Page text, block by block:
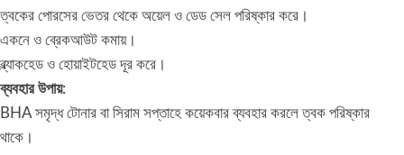
ত্বকের পোরসের ভেতর থেকে অয়েল ও ডেড সেল পরিষ্কার করে।
একনে ও ব্রেকআউট কমায়।
ব্ল্যাকহেড ও হোয়াইটহেড দূর করে।
ব্যবহার উপায়:
BHA সমৃদ্ধ টোনার বা সিরাম সপ্তাহে কয়েকবার ব্যবহার করলে ত্বক পরিষ্কার
থাকে।